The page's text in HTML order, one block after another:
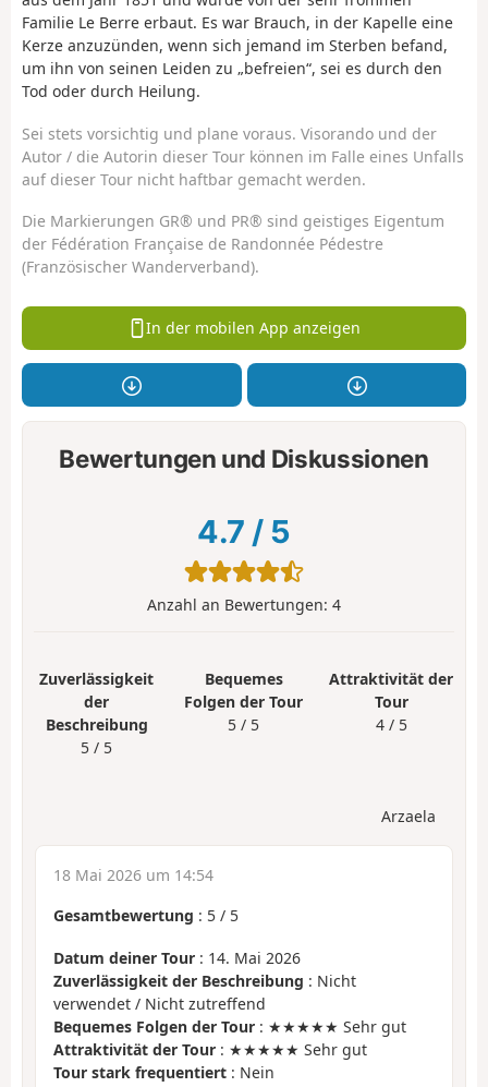
Familie Le Berre erbaut. Es war Brauch, in der Kapelle eine
Kerze anzuzünden, wenn sich jemand im Sterben befand,
um ihn von seinen Leiden zu „befreien“, sei es durch den
Tod oder durch Heilung.
Sei stets vorsichtig und plane voraus. Visorando und der
Autor / die Autorin dieser Tour können im Falle eines Unfalls
auf dieser Tour nicht haftbar gemacht werden.
Die Markierungen GR® und PR® sind geistiges Eigentum
der Fédération Française de Randonnée Pédestre
(Französischer Wanderverband).
In der mobilen App anzeigen
Bewertungen und Diskussionen
4.7 / 5
Anzahl an Bewertungen: 4
Zuverlässigkeit
der
Beschreibung
5 / 5
Bequemes
Folgen der Tour
5 / 5
Attraktivität der
Tour
4 / 5
Arzaela
18 Mai 2026 um 14:54
Gesamtbewertung : 5 / 5
Datum deiner Tour : 14. Mai 2026
Zuverlässigkeit der Beschreibung : Nicht
verwendet / Nicht zutreffend
Bequemes Folgen der Tour : ★★★★★ Sehr gut
Attraktivität der Tour : ★★★★★ Sehr gut
Tour stark frequentiert : Nein